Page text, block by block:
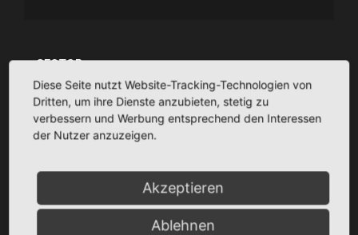
GEOTOP
Ingenieurvermessung und Architekturvermessung - CAD-
Planungssupport - Dokumentation
TaCSy/MaUSy/GolfMan: Technisches
SITEMAP
Diese Seite nutzt Website-Tracking-Technologien von
Dritten, um ihre Dienste anzubieten, stetig zu
verbessern und Werbung entsprechend den Interessen
der Nutzer anzuzeigen.
Akzeptieren
Ablehnen